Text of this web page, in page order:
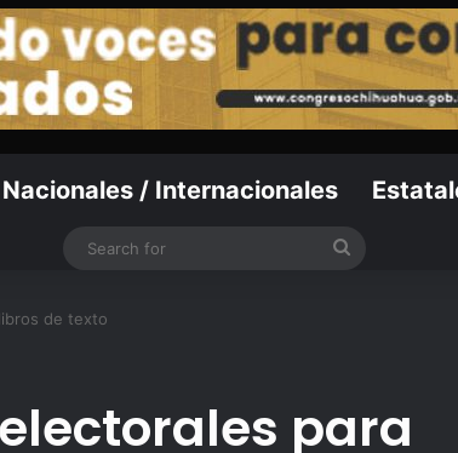
Nacionales / Internacionales
Search
de texto
para